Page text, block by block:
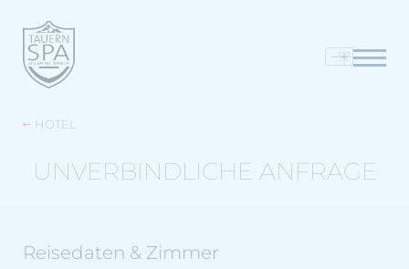
HOTEL
UNVERBINDLICHE ANFRAGE
Reisedaten & Zimmer